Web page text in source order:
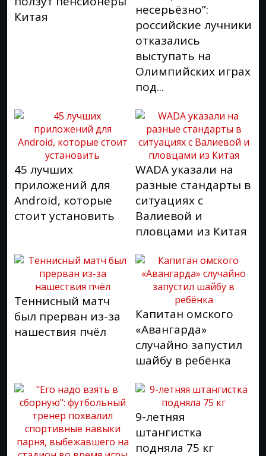
Китая
несерьёзно”:
российские лучники
отказались
выступать на
Олимпийских играх
под...
45 лучших
приложений для
Android, которые
стоит установить
WADA указали на
разные стандарты в
ситуациях с
Валиевой и
пловцами из Китая
Теннисный матч
был прерван из-за
нашествия пчёл
Капитан омского
«Авангарда»
случайно запустил
шайбу в ребёнка
9-летняя
штангистка
подняла 75 кг